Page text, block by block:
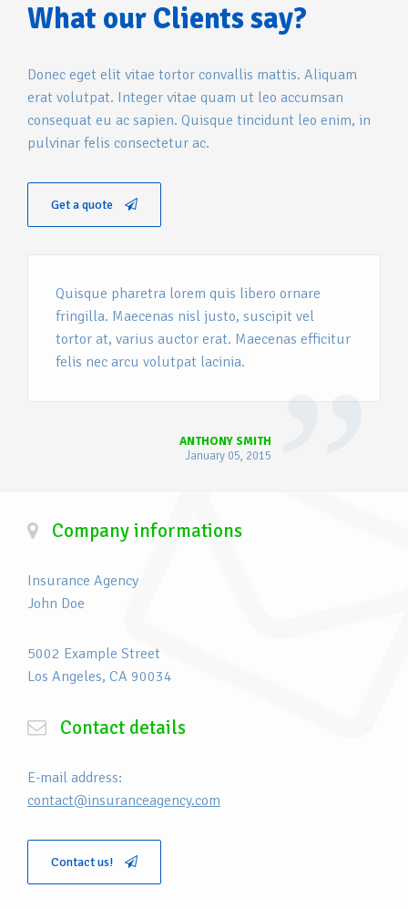
What our Clients say?
Donec eget elit vitae tortor convallis mattis. Aliquam
erat volutpat. Integer vitae quam ut leo accumsan
consequat eu ac sapien. Quisque tincidunt leo enim, in
pulvinar felis consectetur ac.
Get a quote
Quisque pharetra lorem quis libero ornare
fringilla. Maecenas nisl justo, suscipit vel
tortor at, varius auctor erat. Maecenas efficitur
felis nec arcu volutpat lacinia.
ANTHONY SMITH
January 05, 2015
Company informations
Insurance Agency
John Doe
5002 Example Street
Los Angeles, CA 90034
Contact details
E-mail address:
contact@insuranceagency.com
Contact us!